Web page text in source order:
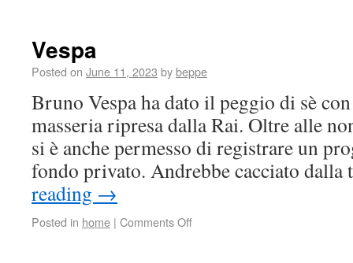
Vespa
Posted on June 11, 2023 bybeppe
Bruno Vespa ha dato il peggio di sè
masseria ripresa dalla Rai. Oltre alle
si è anche permesso di registrare un
fondo privato. Andrebbe cacciato
reading →
Posted in home | Comments Off